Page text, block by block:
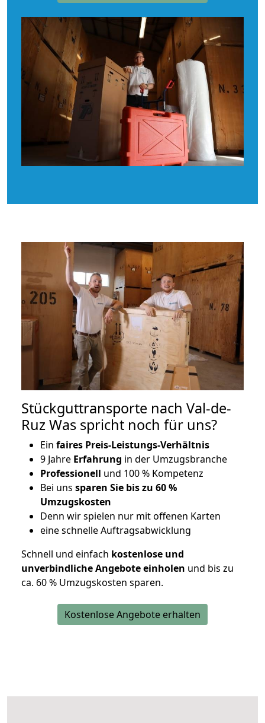
Stückguttransporte nach Val-de-
Ruz Was spricht noch für uns?
Ein faires Preis-Leistungs-Verhältnis
9 Jahre Erfahrung in der Umzugsbranche
Professionell und 100 % Kompetenz
Bei uns sparen Sie bis zu 60 %
Umzugskosten
Denn wir spielen nur mit offenen Karten
eine schnelle Auftragsabwicklung
Schnell und einfach kostenlose und
unverbindliche Angebote einholen und bis zu
ca. 60 % Umzugskosten sparen.
Kostenlose Angebote erhalten